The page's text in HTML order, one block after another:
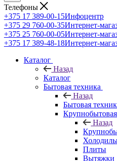
Телефоны
+375 17 389-00-15Инфоцентр
+375 29 760-00-35Интернет-
+375 25 760-00-05Интернет-
+375 17 389-48-18Интернет-
Каталог
Назад
Каталог
Бытовая техника
Назад
Бытовая
Назад
Плиты
Вытяжки